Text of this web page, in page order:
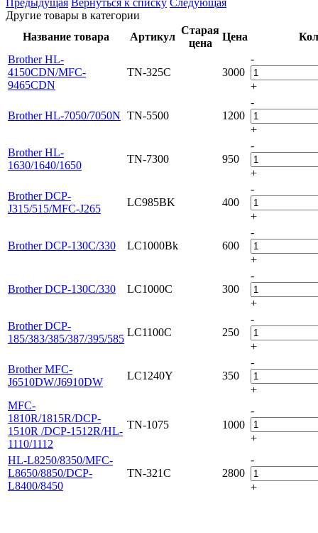
Другие товары в категории
Название товара
Артикул
Старая
цена
Цена
Brother HL-
4150CDN/MFC-
9465CDN
TN-325C 3000
-
+
Brother HL-7050/7050N TN-5500 1200
-
+
Brother HL-
1630/1640/1650
TN-7300 950
-
+
Brother DCP-
J315/515/MFC-J265
LC985BK 400
-
+
Brother DCP-130C/330 LC1000Bk 600
-
+
Brother DCP-130C/330 LC1000C 300
-
+
Brother DCP-
185/383/385/387/395/585
LC1100C 250
-
+
Brother MFC-
J6510DW/J6910DW
LC1240Y 350
-
+
MFC-
1810R/1815R/DCP-
1510R /DCP-1512R/HL-
1110/1112
TN-1075 1000
-
+
HL-L8250/8350/MFC-
L8650/8850/DCP-
L8400/8450
TN-321C 2800
-
+